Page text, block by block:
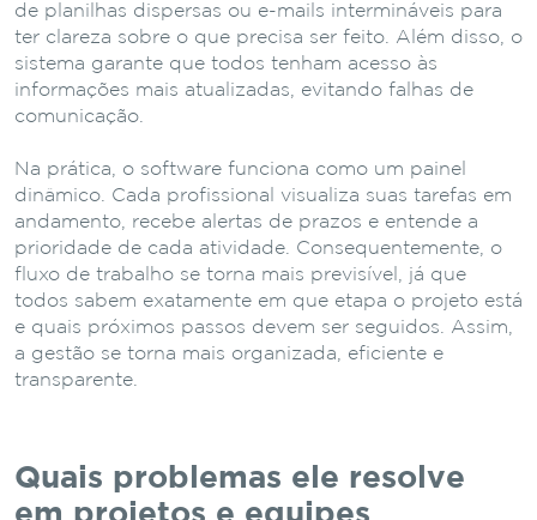
de planilhas dispersas ou e-mails intermináveis para
ter clareza sobre o que precisa ser feito. Além disso, o
sistema garante que todos tenham acesso às
informações mais atualizadas, evitando falhas de
comunicação.
Na prática, o software funciona como um painel
dinâmico. Cada profissional visualiza suas tarefas em
andamento, recebe alertas de prazos e entende a
prioridade de cada atividade. Consequentemente, o
fluxo de trabalho se torna mais previsível, já que
todos sabem exatamente em que etapa o projeto está
e quais próximos passos devem ser seguidos. Assim,
a gestão se torna mais organizada, eficiente e
transparente.
Quais problemas ele resolve
em projetos e equipes